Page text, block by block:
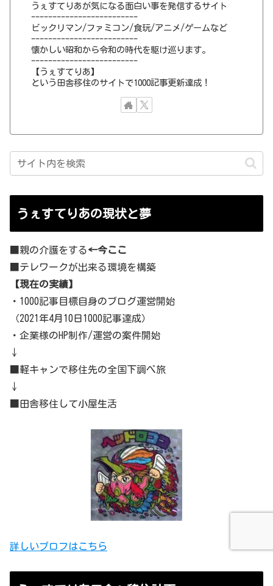
うぇすてりあが気になる面白い事を発信するサイト
-------------------------
ビックリマン/ファミコン/食玩/アニメ/ゲームなど
-------------------------
懐かしい昭和から令和の時代を駆け巡ります。
-------------------------
【うぇすてりあ】
という田舎移住のサイトで1000記事更新達成！
うぇすてりあの現状と夢
■親の介護をする←今ここ
■テレワークが出来る環境を構築
【現在の実績】
・1000記事目標自身のブログ運営開始
（2021年4月10日1000記事達成）
・企業様のHP制作/運営の案件開始
↓
■軽キャンで移住先の全国下調べ旅
↓
■田舎移住して小屋生活
詳しいプロフはこちら